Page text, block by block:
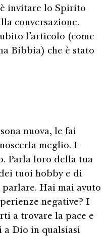
invitare lo Spirito
conversazione.
l’articolo (come
Bibbia) che è stato
nuova, le fai
meglio. I
Parla loro della tua
tuoi hobby e di
Hai mai avuto
negative? I
a trovare la pace e
a Dio in qualsiasi